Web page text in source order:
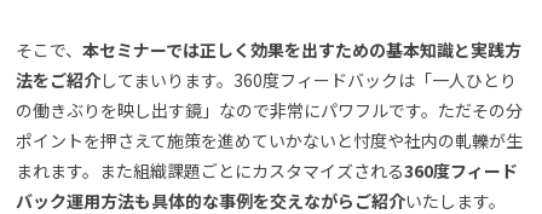
そこで、 本セミナーでは正しく効果を出すための基本知識と実践方
法をご紹介してまいります。360度フィードバックは「一人ひとり
の働きぶりを映し出す鏡」なので非常にパワフルです。ただその分
ポイントを押さえて施策を進めていかないと忖度や社内の軋轢が生
まれます。また組織課題ごとにカスタマイズされる360度フィード
バック運用方法も具体的な事例を交えながらご紹介いたします。